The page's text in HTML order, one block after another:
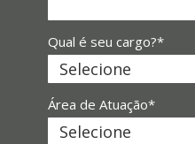
Qual é seu cargo?*
Área de Atuação*